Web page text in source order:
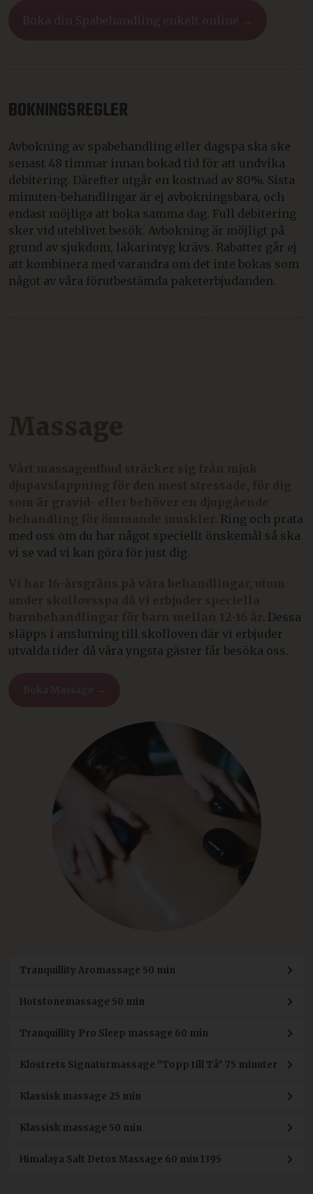
BOKNINGSREGLER
Avbokning av spabehandling eller dagspa ska ske
senast 48 timmar innan bokad tid för att undvika
debitering. Därefter utgår en kostnad av 80%. Sista
minuten-behandlingar är ej avbokningsbara, och
endast möjliga att boka samma dag. Full debitering
sker vid uteblivet besök. Avbokning är möjligt på
grund av sjukdom, läkarintyg krävs. Rabatter går ej
att kombinera med varandra om det inte bokas som
något av våra förutbestämda paketerbjudanden.
Massage
Vårt massageutbud sträcker sig från mjuk
djupavslappning för den mest stressade, för dig
som är gravid- eller behöver en djupgående
behandling för ömmande muskler. Ring och prata
med oss om du har något speciellt önskemål så ska
vi se vad vi kan göra för just dig.
Vi har 16-årsgräns på våra behandlingar, utom
under skollovsspa då vi erbjuder speciella
barnbehandlingar för barn mellan 12-16 år. Dessa
släpps i anslutning till skolloven där vi erbjuder
utvalda tider då våra yngsta gäster får besöka oss.
Tranquillity Aromassage 50 min
Hotstonemassage 50 min
Tranquillity Pro Sleep massage 60 min
Klostrets Signaturmassage "Topp till Tå" 75 minuter
Klassisk massage 25 min
Klassisk massage 50 min
Himalaya Salt Detox Massage 60 min 1395